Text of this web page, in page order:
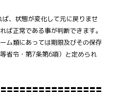
、状態が変化して元に戻りませ
ば正常である事が判断できます。
ム類にあっては期限及びその保存
省令・第7条第6項）と定められ
〓〓〓〓〓〓〓〓〓〓〓〓〓〓〓